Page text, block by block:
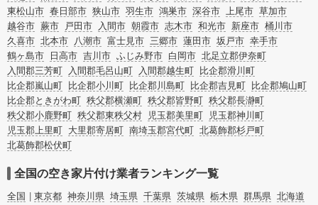
東松山市 春日部市 狭山市 羽生市 鴻巣市 深谷市 上尾市 草加市
越谷市 蕨市 戸田市 入間市 朝霞市 志木市 和光市 新座市 桶川市
久喜市 北本市 八潮市 富士見市 三郷市 蓮田市 坂戸市 幸手市
鶴ヶ島市
日高市 吉川市 ふじみ野市 白岡市 北足立郡伊奈町
入間郡三芳町
入間郡毛呂山町 入間郡越生町
比企郡滑川町
比企郡嵐山町
比企郡小川町 比企郡川島町 比企郡吉見町
比企郡鳩山町
比企郡ときがわ町 秩父郡横瀬町 秩父郡皆野町 秩父郡長瀞町
秩父郡小鹿野町 秩父郡東秩父村 児玉郡美里町
児玉郡神川町
児玉郡上里町 大里郡寄居町 南埼玉郡宮代町 北葛飾郡杉戸町
北葛飾郡松伏町
全国の空き家片付け業者ランキング一覧
全国 東京都 神奈川県 埼玉県 千葉県 茨城県 栃木県 群馬県 北海道